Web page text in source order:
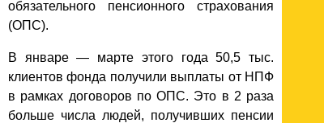
обязательного пенсионного страхования
(ОПС).
В январе — марте этого года 50,5 тыс.
клиентов фонда получили выплаты от НПФ
в рамках договоров по ОПС. Это в 2 раза
больше числа людей, получивших пенсии